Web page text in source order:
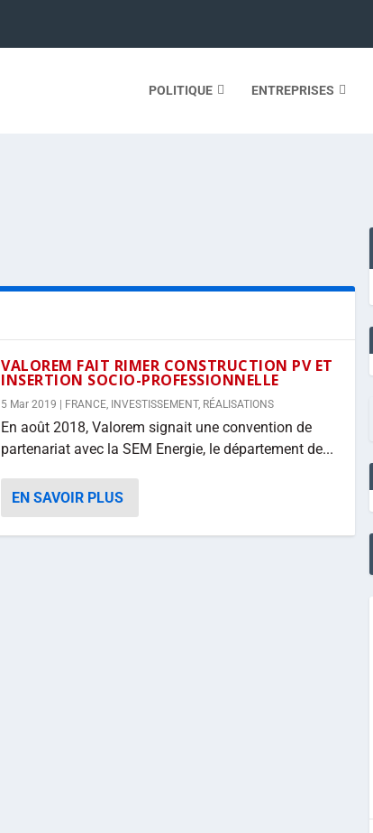
POLITIQUE ENTREPRISES
VALOREM FAIT RIMER CONSTRUCTION PV ET
INSERTION SOCIO-PROFESSIONNELLE
5 Mar 2019 FRANCE, INVESTISSEMENT, RÉALISATIONS
En août 2018, Valorem signait une convention de
partenariat avec la SEM Energie, le département de...
EN SAVOIR PLUS